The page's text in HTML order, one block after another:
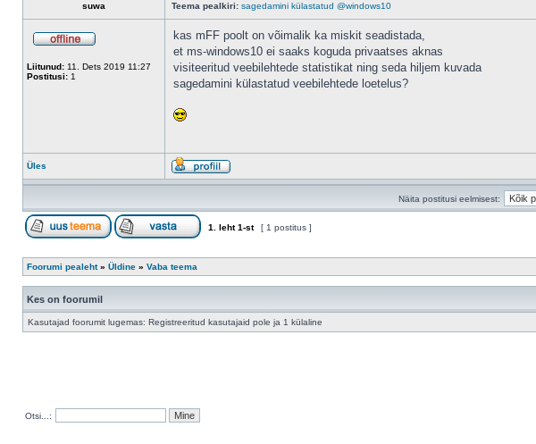
suwa Teema pealkiri: sagedamini külastatud @windows10
Liitunud: 11. Dets 2019 11:27
Postitusi: 1
kas mFF poolt on võimalik ka miskit seadistada,
et ms-windows10 ei saaks koguda privaatses aknas
visiteeritud veebilehtede statistikat ning seda hiljem kuvada
sagedamini külastatud veebilehtede loetelus?
Üles
Näita postitusi eelmisest:
1 . leht1-st [ 1 postitus ]
Foorumi pealeht» Üldine » Vaba teema
Kes on foorumil
Kasutajad foorumit lugemas: Registreeritud kasutajaid pole ja 1 külaline
Otsi...: